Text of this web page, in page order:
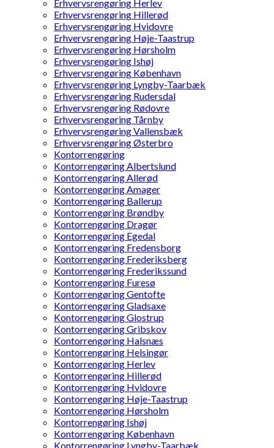
Erhvervsrengøring Herlev
Erhvervsrengøring Hillerød
Erhvervsrengøring Hvidovre
Erhvervsrengøring Høje-Taastrup
Erhvervsrengøring Hørsholm
Erhvervsrengøring Ishøj
Erhvervsrengøring København
Erhvervsrengøring Lyngby-Taarbæk
Erhvervsrengøring Rudersdal
Erhvervsrengøring Rødovre
Erhvervsrengøring Tårnby
Erhvervsrengøring Vallensbæk
Erhvervsrengøring Østerbro
Kontorrengøring
Kontorrengøring Albertslund
Kontorrengøring Allerød
Kontorrengøring Amager
Kontorrengøring Ballerup
Kontorrengøring Brøndby
Kontorrengøring Dragør
Kontorrengøring Egedal
Kontorrengøring Fredensborg
Kontorrengøring Frederiksberg
Kontorrengøring Frederikssund
Kontorrengøring Furesø
Kontorrengøring Gentofte
Kontorrengøring Gladsaxe
Kontorrengøring Glostrup
Kontorrengøring Gribskov
Kontorrengøring Halsnæs
Kontorrengøring Helsingør
Kontorrengøring Herlev
Kontorrengøring Hillerød
Kontorrengøring Hvidovre
Kontorrengøring Høje-Taastrup
Kontorrengøring Hørsholm
Kontorrengøring Ishøj
Kontorrengøring København
Kontorrengøring Lyngby-Taarbæk